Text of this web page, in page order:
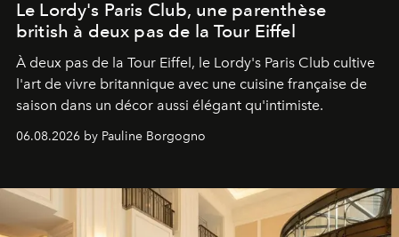
Le Lordy's Paris Club, une parenthèse
british à deux pas de la Tour Eiffel
À deux pas de la Tour Eiffel, le Lordy's Paris Club cultive
l'art de vivre britannique avec une cuisine française de
saison dans un décor aussi élégant qu'intimiste.
06.08.2026 by Pauline Borgogno